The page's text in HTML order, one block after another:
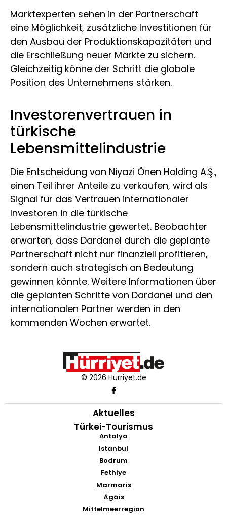
Marktexperten sehen in der Partnerschaft
eine Möglichkeit, zusätzliche Investitionen für
den Ausbau der Produktionskapazitäten und
die Erschließung neuer Märkte zu sichern.
Gleichzeitig könne der Schritt die globale
Position des Unternehmens stärken.
Investorenvertrauen in
türkische
Lebensmittelindustrie
Die Entscheidung von Niyazi Önen Holding A.Ş.,
einen Teil ihrer Anteile zu verkaufen, wird als
Signal für das Vertrauen internationaler
Investoren in die türkische
Lebensmittelindustrie gewertet. Beobachter
erwarten, dass Dardanel durch die geplante
Partnerschaft nicht nur finanziell profitieren,
sondern auch strategisch an Bedeutung
gewinnen könnte. Weitere Informationen über
die geplanten Schritte von Dardanel und den
internationalen Partner werden in den
kommenden Wochen erwartet.
© 2026 Hürriyet.de
Aktuelles
Türkei-Tourismus
Antalya
Istanbul
Bodrum
Fethiye
Marmaris
Ägäis
Mittelmeerregion